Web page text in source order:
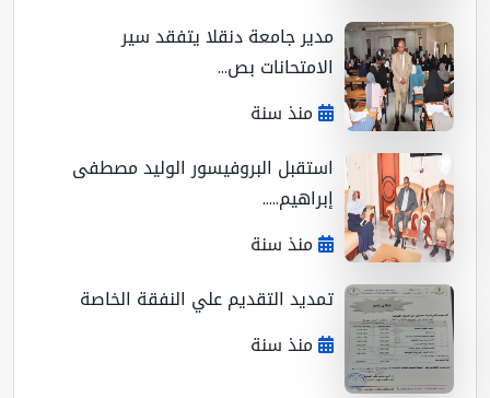
مدير جامعة دنقلا يتفقد سير
الامتحانات بص...
منذ سنة
استقبل البروفيسور الوليد مصطفى
إبراهيم.....
منذ سنة
تمديد التقديم علي النفقة الخاصة
منذ سنة